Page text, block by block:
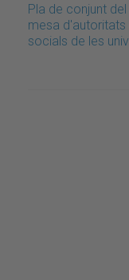
Pla de conjunt
mesa
socials de les